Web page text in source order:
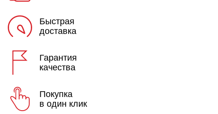
Быстрая
доставка
Гарантия
качества
Покупка
в один клик